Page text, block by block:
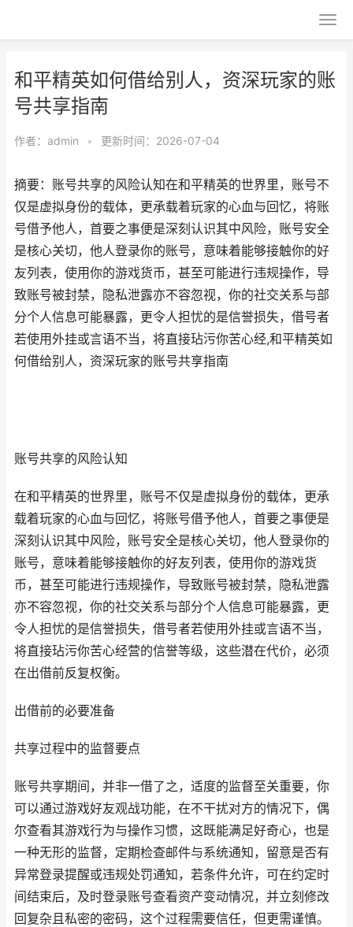
和平精英如何借给别人，资深玩家的账
号共享指南
作者： admin • 更新时间：2026-07-04
摘要：账号共享的风险认知在和平精英的世界里，账号不
仅是虚拟身份的载体，更承载着玩家的心血与回忆，将账
号借予他人，首要之事便是深刻认识其中风险，账号安全
是核心关切，他人登录你的账号，意味着能够接触你的好
友列表，使用你的游戏货币，甚至可能进行违规操作，导
致账号被封禁，隐私泄露亦不容忽视，你的社交关系与部
分个人信息可能暴露，更令人担忧的是信誉损失，借号者
若使用外挂或言语不当，将直接玷污你苦心经,和平精英如
何借给别人，资深玩家的账号共享指南
账号共享的风险认知
在和平精英的世界里，账号不仅是虚拟身份的载体，更承
载着玩家的心血与回忆，将账号借予他人，首要之事便是
深刻认识其中风险，账号安全是核心关切，他人登录你的
账号，意味着能够接触你的好友列表，使用你的游戏货
币，甚至可能进行违规操作，导致账号被封禁，隐私泄露
亦不容忽视，你的社交关系与部分个人信息可能暴露，更
令人担忧的是信誉损失，借号者若使用外挂或言语不当，
将直接玷污你苦心经营的信誉等级，这些潜在代价，必须
在出借前反复权衡。
出借前的必要准备
共享过程中的监督要点
账号共享期间，并非一借了之，适度的监督至关重要，你
可以通过游戏好友观战功能，在不干扰对方的情况下，偶
尔查看其游戏行为与操作习惯，这既能满足好奇心，也是
一种无形的监督，定期检查邮件与系统通知，留意是否有
异常登录提醒或违规处罚通知，若条件允许，可在约定时
间结束后，及时登录账号查看资产变动情况，并立刻修改
回复杂且私密的密码，这个过程需要信任，但更需谨慎。